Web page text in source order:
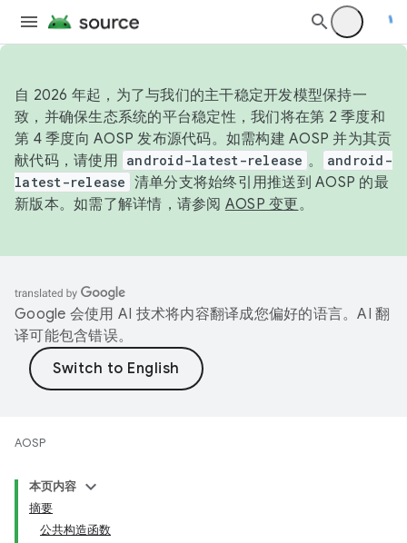
自 2026 年起，为了与我们的主干稳定开发模型保持一
致，并确保生态系统的平台稳定性，我们将在第 2 季度和
第 4 季度向 AOSP 发布源代码。如需构建 AOSP 并为其贡
献代码，请使用 android-latest-release 。
android-
latest-release 清单分支将始终引用推送到 AOSP 的最
新版本。如需了解详情，请参阅 AOSP 变更。
Google 会使用 AI 技术将内容翻译成您偏好的语言。AI 翻
译可能包含错误。
AOSP
本页内容
摘要
公共构造函数